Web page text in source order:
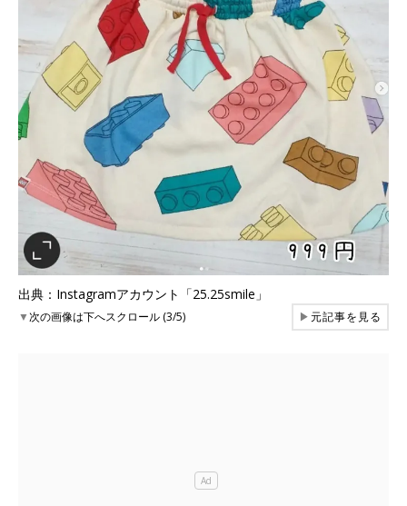
出典：Instagramアカウント「25.25smile」
▼次の画像は下へスクロール (3/5) ▶元記事を見る